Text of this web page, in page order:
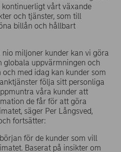
vårt växande
och tjänster, som till
billån och hållbart
miljoner kunder kan vi göra
globala uppvärmningen och
med idag kan kunder som
följa sitt personliga
våra kunder att
de får för att göra
säger Per Långsved,
fortsätter:
för de kunder som vill
Baserat på insikter om